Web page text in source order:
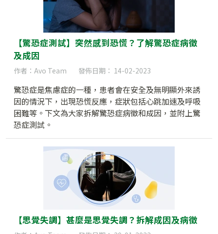
【驚恐症測試】突然感到恐慌？了解驚恐症病徵
及成因
作者：Avo Team 發佈日期： 14-02-2023
驚恐症是焦慮症的一種，患者會在安全及無明顯外來誘
因的情況下，出現恐慌反應，症狀包括心跳加速及呼吸
困難等。下文為大家拆解驚恐症病徵和成因，並附上驚
恐症測試。
【思覺失調】甚麼是思覺失調？拆解成因及病徵